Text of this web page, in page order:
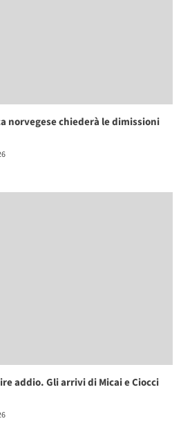
norvegese chiederà le dimissioni
addio. Gli arrivi di Micai e Ciocci